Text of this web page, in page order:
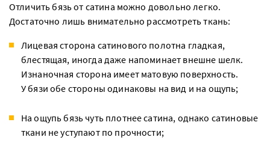
Отличить бязь от сатина можно довольно легко.
Достаточно лишь внимательно рассмотреть ткань:
Лицевая сторона сатинового полотна гладкая,
блестящая, иногда даже напоминает внешне шелк.
Изнаночная сторона имеет матовую поверхность.
У бязи обе стороны одинаковы на вид и на ощупь;
На ощупь бязь чуть плотнее сатина, однако сатиновые
ткани не уступают по прочности;